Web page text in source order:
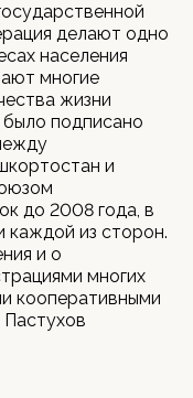
делают одно
населения
многие
жизни
подписано
и
до 2008 года, в
каждой из сторон.
и о
многих
кооперативными
Пастухов